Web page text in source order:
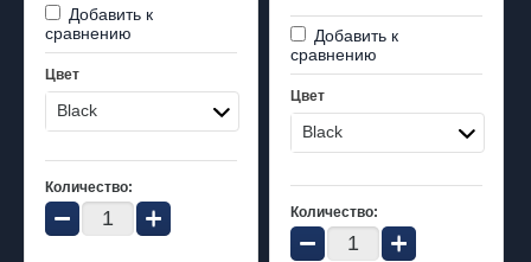
Добавить к
сравнению
Цвет
Black
Количество:
− +
Добавить к
сравнению
Цвет
Black
Количество:
− +